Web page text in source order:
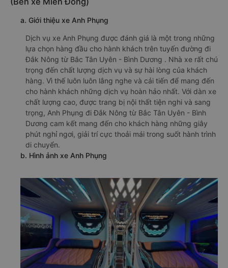
a. Giới thiệu xe Anh Phụng
Dịch vụ xe Anh Phụng được đánh giá là một trong những
lựa chọn hàng đầu cho hành khách trên tuyến đường đi
Đắk Nông từ Bắc Tân Uyên - Bình Dương . Nhà xe rất chú
trọng đến chất lượng dịch vụ và sự hài lòng của khách
hàng. Vì thế luôn luôn lắng nghe và cải tiến để mang đến
cho hành khách những dịch vụ hoàn hảo nhất. Với dàn xe
chất lượng cao, được trang bị nội thất tiện nghi và sang
trọng, Anh Phụng đi Đắk Nông từ Bắc Tân Uyên - Bình
Dương cam kết mang đến cho khách hàng những giây
phút nghỉ ngơi, giải trí cực thoải mái trong suốt hành trình
di chuyển.
b. Hình ảnh xe Anh Phụng